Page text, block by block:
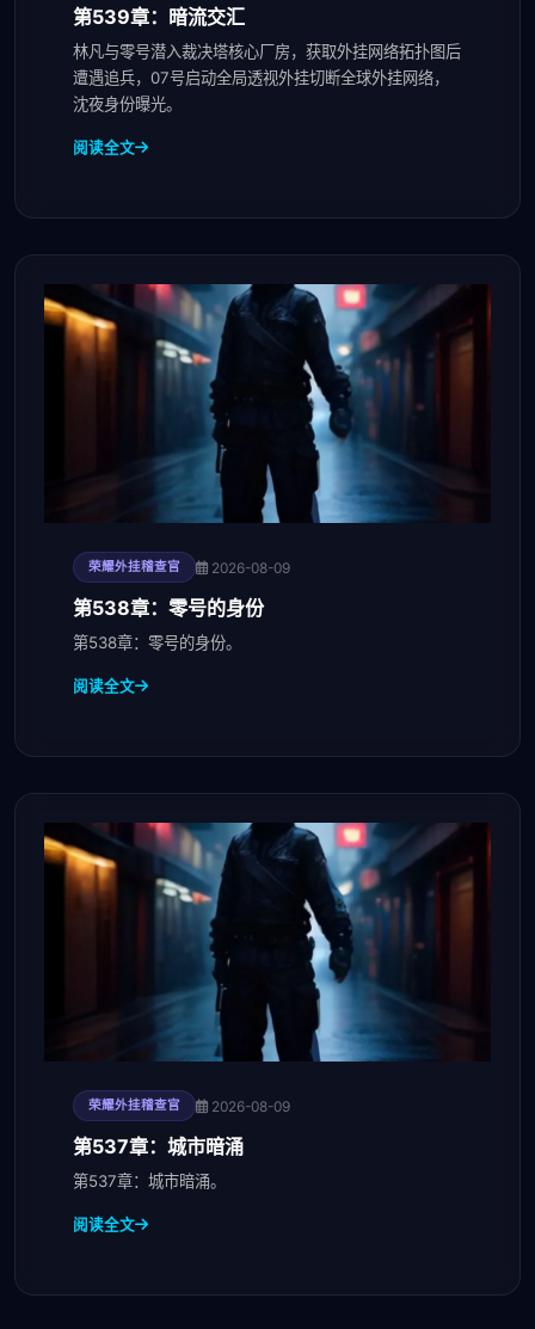
第539章：暗流交汇
林凡与零号潜入裁决塔核心厂房，获取外挂网络拓扑图后
遭遇追兵，07号启动全局透视外挂切断全球外挂网络，
沈夜身份曝光。
阅读全文
荣耀外挂稽查官 2026-08-09
第538章：零号的身份
第538章：零号的身份。
阅读全文
荣耀外挂稽查官 2026-08-09
第537章：城市暗涌
第537章：城市暗涌。
阅读全文